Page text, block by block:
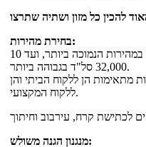
בחירת מהירות:
10 מהירויות לבחירה, מגיע מ 1500 סל"ד במהירות הנמוכה ביותר, ועד
32,000 סל"ד בגבוהה ביותר.
מתאימות הן ללקוח הביתי והן
ללקוח המקצועי.
מנגנון הגנה משולש: